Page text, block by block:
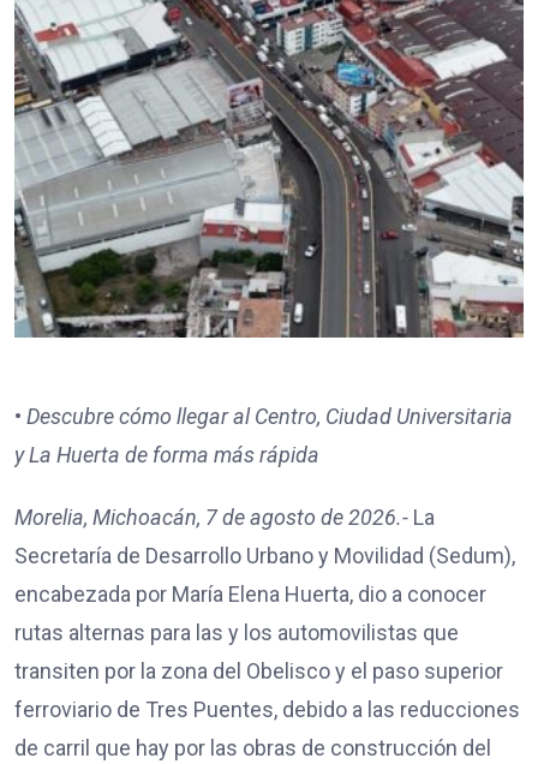
• Descubre cómo llegar al Centro, Ciudad Universitaria
y La Huerta de forma más rápida
Morelia, Michoacán, 7 de agosto de 2026.- La
Secretaría de Desarrollo Urbano y Movilidad (Sedum),
encabezada por María Elena Huerta, dio a conocer
rutas alternas para las y los automovilistas que
transiten por la zona del Obelisco y el paso superior
ferroviario de Tres Puentes, debido a las reducciones
de carril que hay por las obras de construcción del